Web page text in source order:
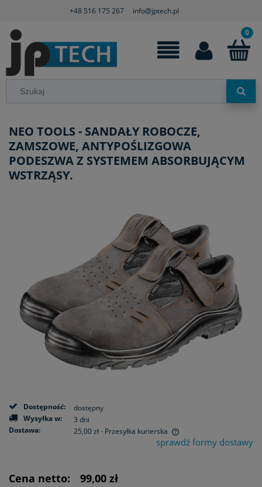
+48 516 175 267 info@jptech.pl
NEO TOOLS - SANDAŁY ROBOCZE,
ZAMSZOWE, ANTYPOŚLIZGOWA
PODESZWA Z SYSTEMEM ABSORBUJĄCYM
WSTRZĄSY.
Dostępność:
dostępny
Wysyłka w:
3 dni
Dostawa:
25,00 zł - Przesyłka kurierska
Cena nie zawiera ewentualnych kosztów płatnościsprawdź formy dostawy
Cena netto: 99,00 zł